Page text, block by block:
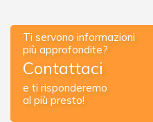
Ti servono informazioni
più approfondite?
Contattaci
e ti risponderemo
al più presto!